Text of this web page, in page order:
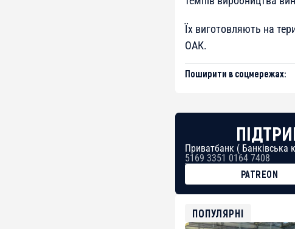
Їх виготовляють на
ОАК.
Поширити в соцмережах:
Приватбанк ( Банківська
5169 3351 0164 7408
PATREON
USDT
ПОПУЛЯРНІ